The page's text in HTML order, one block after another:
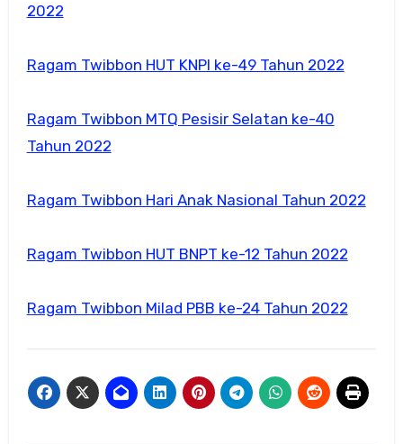
2022
Ragam Twibbon HUT KNPI ke-49 Tahun 2022
Ragam Twibbon MTQ Pesisir Selatan ke-40
Tahun 2022
Ragam Twibbon Hari Anak Nasional Tahun 2022
Ragam Twibbon HUT BNPT ke-12 Tahun 2022
Ragam Twibbon Milad PBB ke-24 Tahun 2022